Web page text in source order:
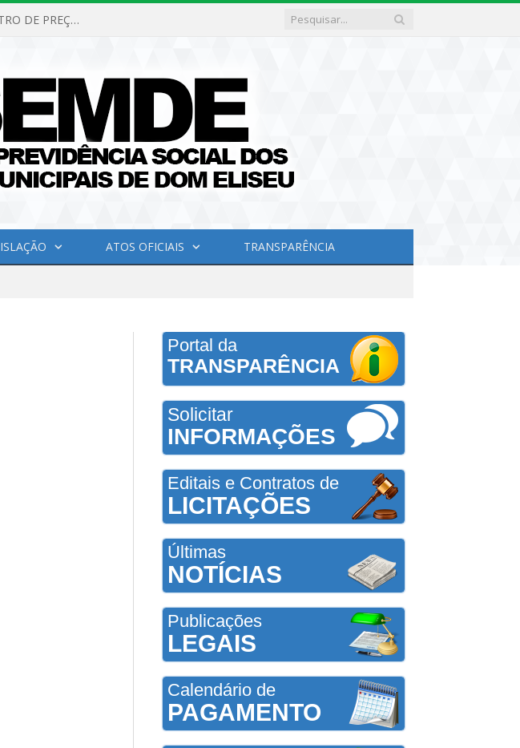
PREGÃO ELETRÔNICO Nº 02/2026-IPSEMDE (REGISTRO DE PREÇOS PARA FUTURA E EVENTUAL AQUISIÇÃO DE MATERIAL DE LIMPEZA E GÊNEROS ALIMENTÍCIOS PARA ATENDER AS NECESSIDADES DO INSTITUTO DE PREVIDÊNCIA SOCIAL DOS SERVIDORES MUNICIPAIS DE DOM ELISEU.)
ATOS OFICIAIS TRANSPARÊNCIA
Portal da
TRANSPARÊNCIA
Solicitar
INFORMAÇÕES
Editais e Contratos de
LICITAÇÕES
Últimas
NOTÍCIAS
Publicações
LEGAIS
Calendário de
PAGAMENTO